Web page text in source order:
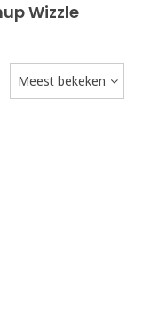
Wizzle
Meest bekeken